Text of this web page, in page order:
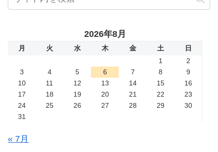
2026年8月
月 火 水 木 金 土
日
1
2
3
4 5 6 7 8
9
10
11 12 13 14 15
16
17
18 19 20 21 22
23
24
25 26 27 28 29
30
31
« 7月